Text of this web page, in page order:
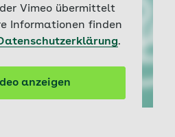
Vimeo übermittelt
Informationen finden
.
anzeigen
Tipps, wie Sie Ihre
schneller werden können.